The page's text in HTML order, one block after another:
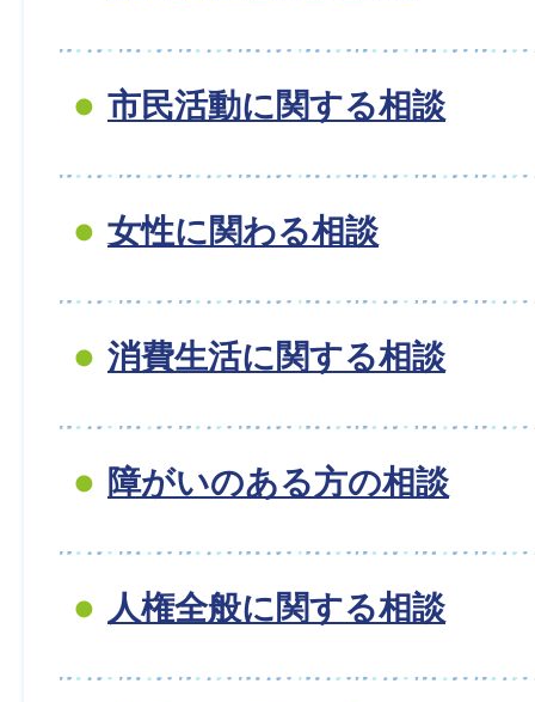
市民活動に関する相談
女性に関わる相談
消費生活に関する相談
障がいのある方の相談
人権全般に関する相談